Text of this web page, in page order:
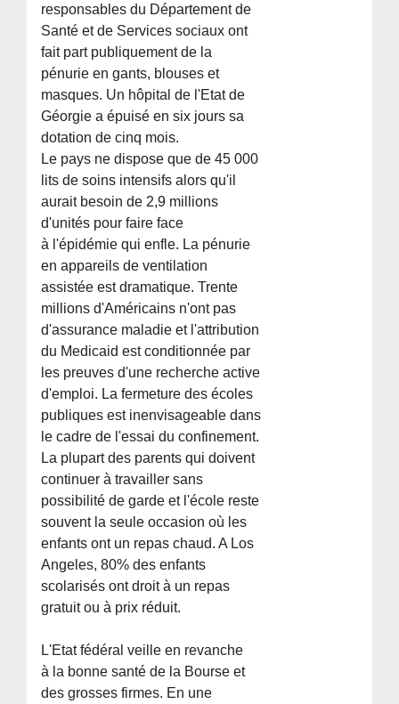
responsables du Département de
Santé et de Services sociaux ont
fait part publiquement de la
pénurie en gants, blouses et
masques. Un hôpital de l'Etat de
Géorgie a épuisé en six jours sa
dotation de cinq mois.
Le pays ne dispose que de 45 000
lits de soins intensifs alors qu'il
aurait besoin de 2,9 millions
d'unités pour faire face
à l'épidémie qui enfle. La pénurie
en appareils de ventilation
assistée est dramatique. Trente
millions d'Américains n'ont pas
d'assurance maladie et l'attribution
du Medicaid est conditionnée par
les preuves d'une recherche active
d'emploi. La fermeture des écoles
publiques est inenvisageable dans
le cadre de l'essai du confinement.
La plupart des parents qui doivent
continuer à travailler sans
possibilité de garde et l'école reste
souvent la seule occasion où les
enfants ont un repas chaud. A Los
Angeles, 80% des enfants
scolarisés ont droit à un repas
gratuit ou à prix réduit.
L'Etat fédéral veille en revanche
à la bonne santé de la Bourse et
des grosses firmes. En une